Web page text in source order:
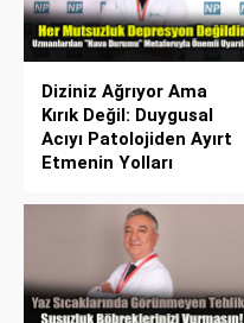
Diziniz Ağrıyor Ama
Kırık Değil: Duygusal
Acıyı Patolojiden Ayırt
Etmenin Yolları